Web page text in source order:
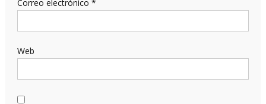
Correo electrónico *
Web